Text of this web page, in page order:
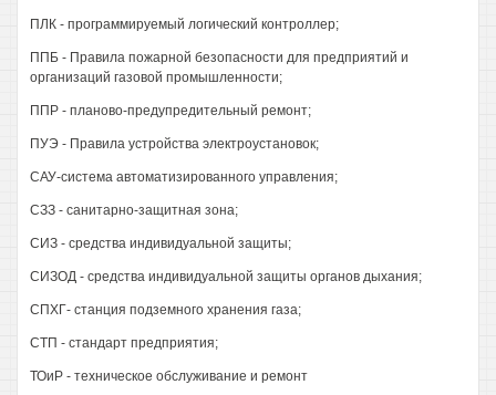
ПЛК - программируемый логический контроллер;
ППБ - Правила пожарной безопасности для предприятий и
организаций газовой промышленности;
ППР - планово-предупредительный ремонт;
ПУЭ - Правила устройства электроустановок;
САУ-система автоматизированного управления;
СЗЗ - санитарно-защитная зона;
СИЗ - средства индивидуальной защиты;
СИЗОД - средства индивидуальной защиты органов дыхания;
СПХГ- станция подземного хранения газа;
СТП - стандарт предприятия;
ТОиР - техническое обслуживание и ремонт